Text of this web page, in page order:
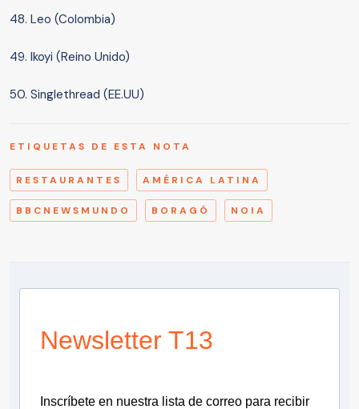
48. Leo (Colombia)
49. Ikoyi (Reino Unido)
50. Singlethread (EE.UU)
ETIQUETAS DE ESTA NOTA
RESTAURANTES AMÉRICA LATINA
BBCNEWSMUNDO BORAGÓ NOIA
Newsletter T13
Inscríbete en nuestra lista de correo para recibir